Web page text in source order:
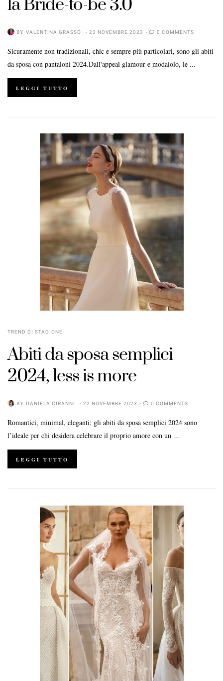
la Bride-to-be 3.0
BY VALENTINA GRASSO 23 NOVEMBRE 2023 0 COMMENTS
Sicuramente non tradizionali, chic e sempre più particolari, sono gli abiti
da sposa con pantaloni 2024.Dall'appeal glamour e modaiolo, le ...
LEGGI TUTTO
TREND DI STAGIONE
Abiti da sposa semplici
2024, less is more
BY DANIELA CIRANNI 22 NOVEMBRE 2023 0 COMMENTS
Romantici, minimal, eleganti: gli abiti da sposa semplici 2024 sono
l’ideale per chi desidera celebrare il proprio amore con un ...
LEGGI TUTTO